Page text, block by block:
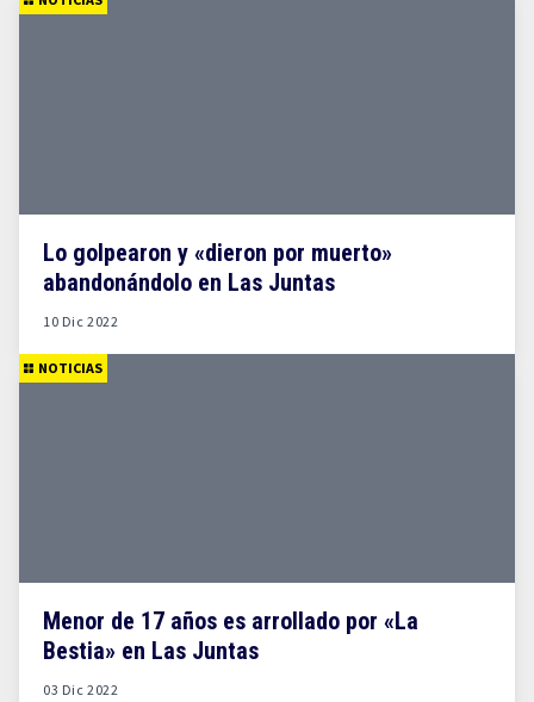
Lo golpearon y «dieron por muerto»
abandonándolo en Las Juntas
10 Dic 2022
NOTICIAS
Menor de 17 años es arrollado por «La
Bestia» en Las Juntas
03 Dic 2022